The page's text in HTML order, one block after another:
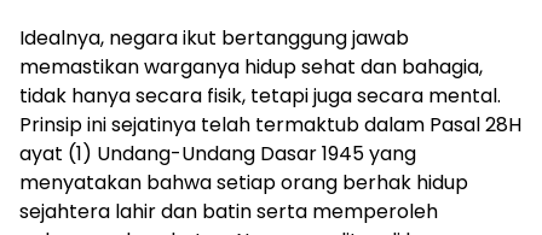
Idealnya, negara ikut bertanggung jawab
memastikan warganya hidup sehat dan bahagia,
tidak hanya secara fisik, tetapi juga secara mental.
Prinsip ini sejatinya telah termaktub dalam Pasal 28H
ayat (1) Undang-Undang Dasar 1945 yang
menyatakan bahwa setiap orang berhak hidup
sejahtera lahir dan batin serta memperoleh